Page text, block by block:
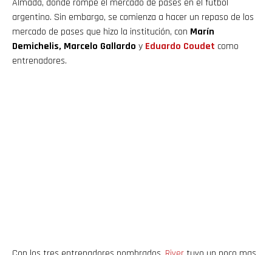
Almada, donde rompe el mercado de pases en el fútbol
argentino. Sin embargo, se comienza a hacer un repaso de los
mercado de pases que hizo la institución, con Marín
Demichelis, Marcelo Gallardo y Eduardo Coudet como
entrenadores.